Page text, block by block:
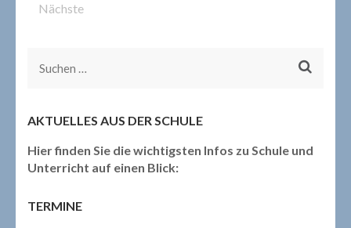
Nächste
Suchen
AKTUELLES AUS DER SCHULE
Hier finden Sie die wichtigsten Infos zu Schule und
Unterricht auf einen Blick:
TERMINE